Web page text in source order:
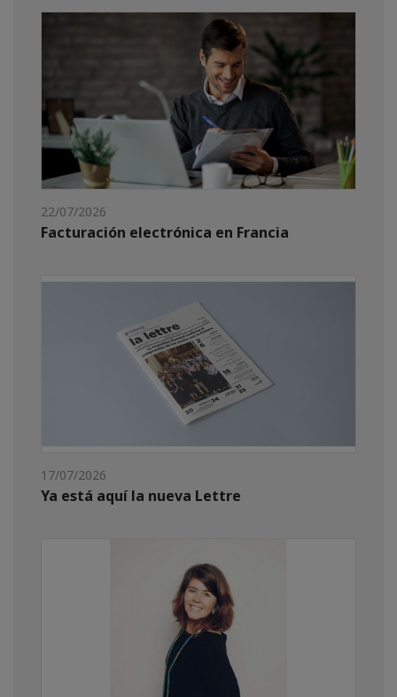
22/07/2026
Facturación electrónica en Francia
17/07/2026
Ya está aquí la nueva Lettre